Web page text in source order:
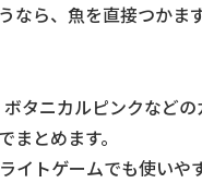
なら、魚を直接つかま
タニカルピンクなどの
とめます。
トゲームでも使いや